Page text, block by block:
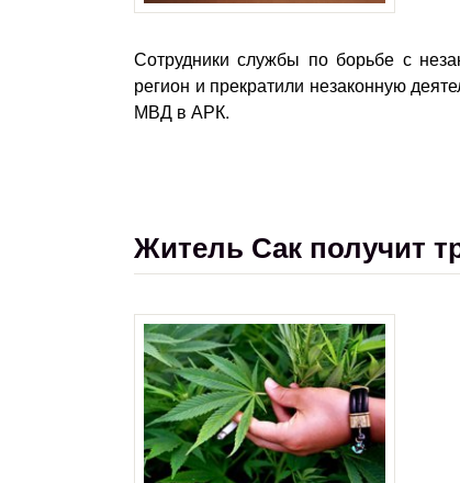
Сотрудники службы по борьбе с
регион и прекратили незаконную
МВД в АРК.
Житель Сак получит